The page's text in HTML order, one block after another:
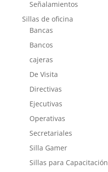
Señalamientos
Sillas de oficina
Bancas
Bancos
cajeras
De Visita
Directivas
Ejecutivas
Operativas
Secretariales
Silla Gamer
Sillas para Capacitación